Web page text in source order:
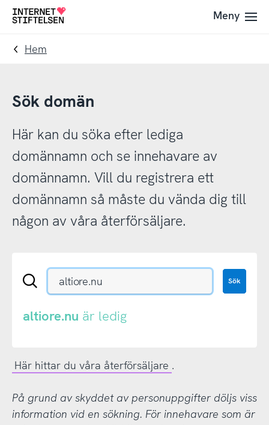
Till
navigering
Till
innehåll
Till
Meny
Hem
Sök domän
Här kan du söka efter lediga
domännamn och se innehavare av
domännamn. Vill du registrera ett
domännamn så måste du vända dig till
någon av våra återförsäljare.
Sök
eller
Sök
altiore.nu är ledig
Här hittar du våra återförsäljare .
På grund av skyddet av personuppgifter döljs viss
information vid en sökning. För innehavare som är